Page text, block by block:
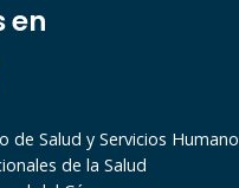
en
de Salud y Servicios
de la Salud